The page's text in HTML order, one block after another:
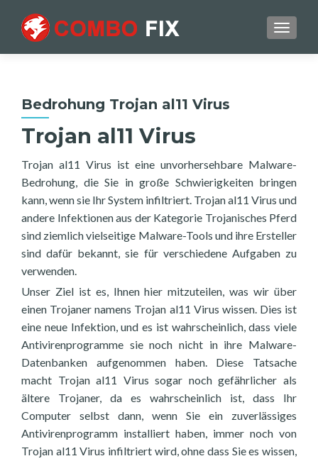
Bedrohung Trojan al11 Virus
Trojan al11 Virus
Trojan al11 Virus ist eine unvorhersehbare Malware-
Bedrohung, die Sie in große Schwierigkeiten bringen
kann, wenn sie Ihr System infiltriert. Trojan al11 Virus und
andere Infektionen aus der Kategorie Trojanisches Pferd
sind ziemlich vielseitige Malware-Tools und ihre Ersteller
sind dafür bekannt, sie für verschiedene Aufgaben zu
verwenden.
Unser Ziel ist es, Ihnen hier mitzuteilen, was wir über
einen Trojaner namens Trojan al11 Virus wissen. Dies ist
eine neue Infektion, und es ist wahrscheinlich, dass viele
Antivirenprogramme sie noch nicht in ihre Malware-
Datenbanken aufgenommen haben. Diese Tatsache
macht Trojan al11 Virus sogar noch gefährlicher als
ältere Trojaner, da es wahrscheinlich ist, dass Ihr
Computer selbst dann, wenn Sie ein zuverlässiges
Antivirenprogramm installiert haben, immer noch von
Trojan al11 Virus infiltriert wird, ohne dass Sie es wissen,